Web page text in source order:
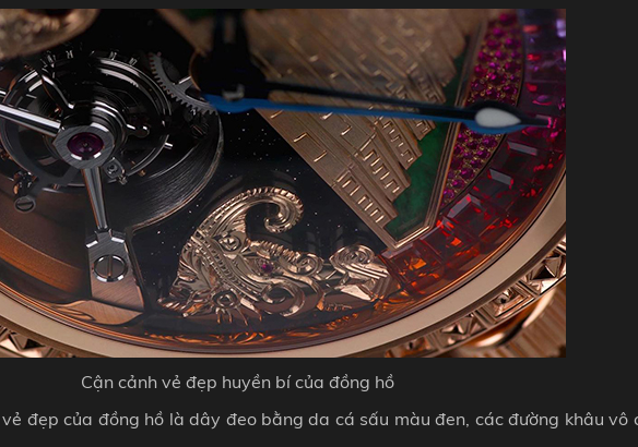
Cận cảnh vẻ đẹp huyền bí của đồng hồ
đẹp của đồng hồ là dây đeo bằng da cá sấu màu đen, các đường khâu vô